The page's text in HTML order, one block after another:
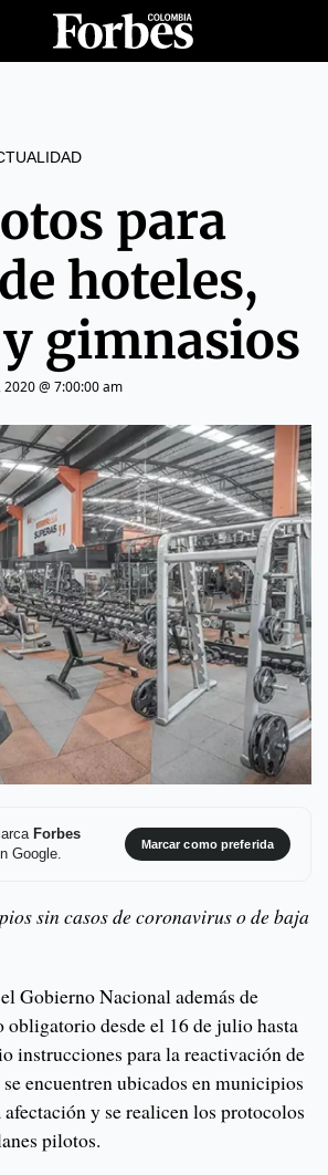
para
hoteles,
gimnasios
2020 @ 7:00:00 am
Forbes
Google.
Marcar como preferida
sin casos de coronavirus o de baja
Gobierno Nacional además de
desde el 16 de julio hasta
instrucciones para la reactivación de
encuentren ubicados en municipios
y se realicen los protocolos
pilotos.